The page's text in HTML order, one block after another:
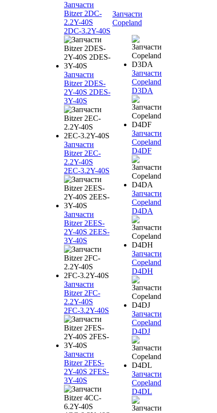
Запчасти
Bitzer 2DC-
2.2Y-40S
2DC-3.2Y-40S
Запчасти
Bitzer 2DES-
2Y-40S 2DES-
3Y-40S
Запчасти
Bitzer 2EC-
2.2Y-40S
2EC-3.2Y-40S
Запчасти
Bitzer 2EES-
2Y-40S 2EES-
3Y-40S
Запчасти
Bitzer 2FC-
2.2Y-40S
2FC-3.2Y-40S
Запчасти
Bitzer 2FES-
2Y-40S 2FES-
3Y-40S
Запчасти
Copeland
Запчасти
Copeland
D3DA
Запчасти
Copeland
D4DF
Запчасти
Copeland
D4DA
Запчасти
Copeland
D4DH
Запчасти
Copeland
D4DJ
Запчасти
Copeland
D4DL